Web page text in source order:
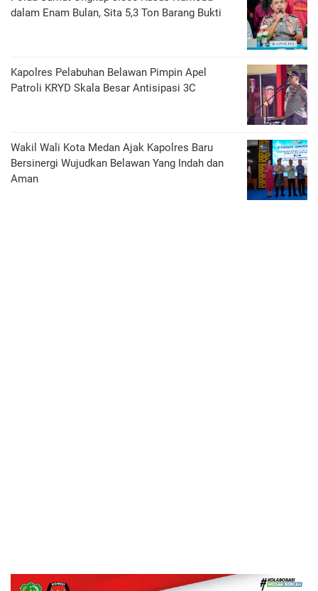
dalam Enam Bulan, Sita 5,3 Ton Barang Bukti
Kapolres Pelabuhan Belawan Pimpin Apel
Patroli KRYD Skala Besar Antisipasi 3C
Wakil Wali Kota Medan Ajak Kapolres Baru
Bersinergi Wujudkan Belawan Yang Indah dan
Aman